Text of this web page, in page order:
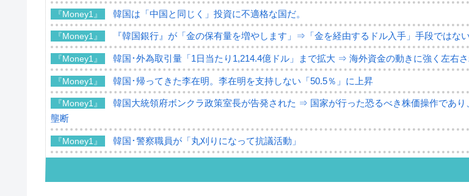
『Money1』 韓国は「中国と同じく」投資に不適格な国だ。
『Money1』 『韓国銀行』が「金の保有量を増やします」⇒「金を経由するドル入手」手段ではな
『Money1』 韓国･外為取引量「1日当たり1,214.4億ドル」まで拡大 ⇒ 海外資金の動きに強く左右
『Money1』 韓国･帰ってきた李在明。李在明を支持しない「50.5％」に上昇
『Money1』
韓国大統領府ボンクラ政策室長が告発された ⇒ 国家が行った恐るべき株価操作であり
壟断
『Money1』 韓国･警察職員が「丸刈りになって抗議活動」
韓国製造業「半導体絶好調」のウラで他業種は全般的「不調」⇒ PSIが示す現況は決